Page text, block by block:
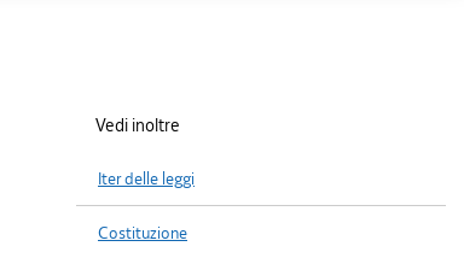
Vedi inoltre
Iter delle leggi
Costituzione